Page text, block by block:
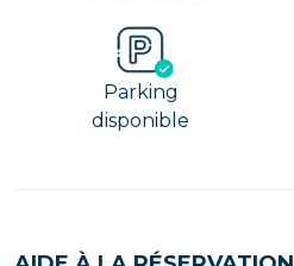
Parking
disponible